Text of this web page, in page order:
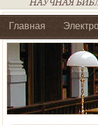
Главная
Библиотеки